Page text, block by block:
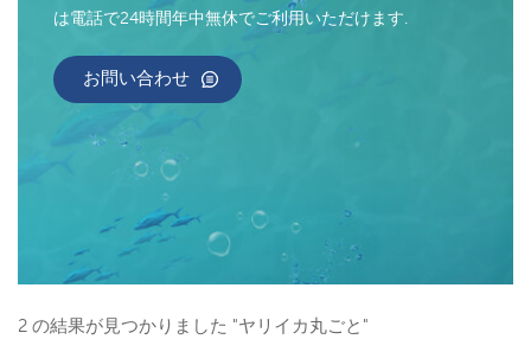
は電話で24時間年中無休でご利用いただけます.
お問い合わせ
2 の結果が見つかりました "ヤリイカ丸ごと"